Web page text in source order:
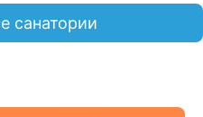
санатории